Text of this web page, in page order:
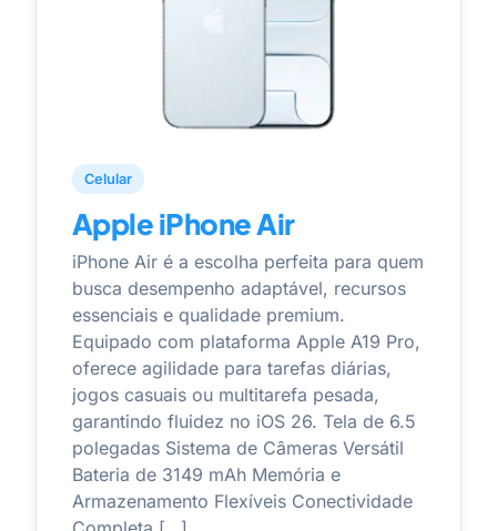
Celular
Apple iPhone Air
iPhone Air é a escolha perfeita para quem
busca desempenho adaptável, recursos
essenciais e qualidade premium.
Equipado com plataforma Apple A19 Pro,
oferece agilidade para tarefas diárias,
jogos casuais ou multitarefa pesada,
garantindo fluidez no iOS 26. Tela de 6.5
polegadas Sistema de Câmeras Versátil
Bateria de 3149 mAh Memória e
Armazenamento Flexíveis Conectividade